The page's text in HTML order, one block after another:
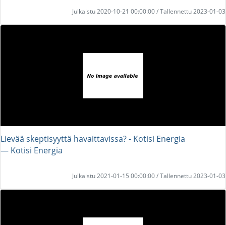
Julkaistu 2020-10-21 00:00:00 / Tallennettu 2023-01-03
Lievää skeptisyyttä havaittavissa? - Kotisi Energia
― Kotisi Energia
Julkaistu 2021-01-15 00:00:00 / Tallennettu 2023-01-03